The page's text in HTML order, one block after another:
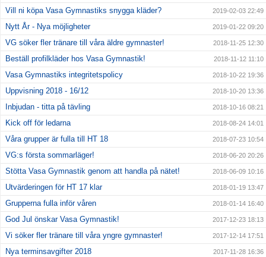
Vill ni köpa Vasa Gymnastiks snygga kläder? 2019-02-03 22:49
Nytt År - Nya möjligheter 2019-01-22 09:20
VG söker fler tränare till våra äldre gymnaster! 2018-11-25 12:30
Beställ profilkläder hos Vasa Gymnastik! 2018-11-12 11:10
Vasa Gymnastiks integritetspolicy 2018-10-22 19:36
Uppvisning 2018 - 16/12 2018-10-20 13:36
Inbjudan - titta på tävling 2018-10-16 08:21
Kick off för ledarna 2018-08-24 14:01
Våra grupper är fulla till HT 18 2018-07-23 10:54
VG:s första sommarläger! 2018-06-20 20:26
Stötta Vasa Gymnastik genom att handla på nätet! 2018-06-09 10:16
Utvärderingen för HT 17 klar 2018-01-19 13:47
Grupperna fulla inför våren 2018-01-14 16:40
God Jul önskar Vasa Gymnastik! 2017-12-23 18:13
Vi söker fler tränare till våra yngre gymnaster! 2017-12-14 17:51
Nya terminsavgifter 2018 2017-11-28 16:36